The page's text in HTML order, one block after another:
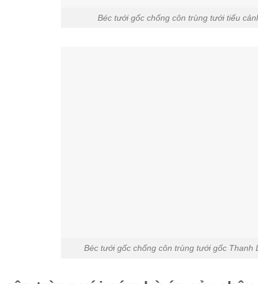
Béc tưới gốc chống côn trùng tưới tiểu
Béc tưới gốc chống côn trùng tưới gốc Thanh